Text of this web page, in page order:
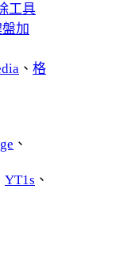
工具
加
、 格
、
YT1s 、